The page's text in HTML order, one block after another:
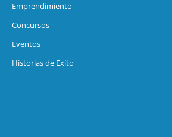
Emprendimiento
Concursos
Eventos
Historias de Exíto